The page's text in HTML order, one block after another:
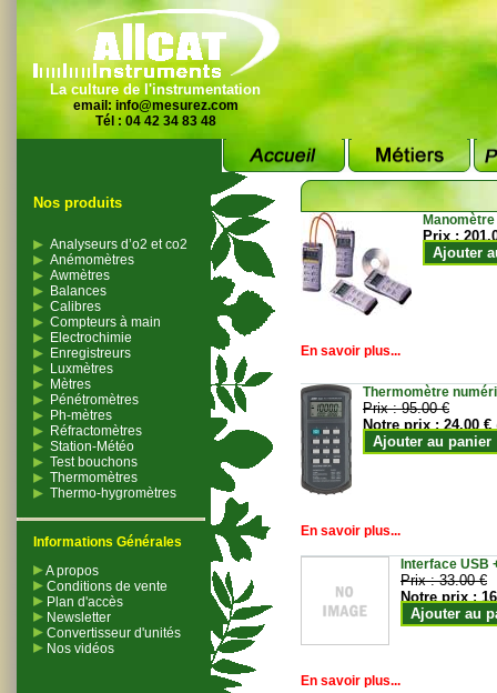
La culture de l'instrumentation
email: info@mesurez.com
Tél : 04 42 34 83 48
Nos produits
Analyseurs d’o2 et co2
Anémomètres
Awmètres
Balances
Calibres
Compteurs à main
Electrochimie
Enregistreurs
Luxmètres
Mètres
Pénétromètres
Ph-mètres
Réfractomètres
Station-Météo
Test bouchons
Thermomètres
Thermo-hygromètres
Informations Générales
A propos
Conditions de vente
Plan d'accès
Newsletter
Convertisseur d'unités
Nos vidéos
Prix :
Ajouter
En savoir plus...
Thermomètre
Prix :95.00 €
Notre prix :24.00 €
Ajouter au panier
En savoir plus...
Interface USB
Prix :33.00 €
Notre prix :
Ajouter au
En savoir plus...